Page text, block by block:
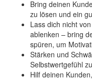
Bring deinen
zu lösen und ein
Lass dich nicht
ablenken – bring
spüren, um
Stärken und
Selbstwertgefühl
Hilf deinen